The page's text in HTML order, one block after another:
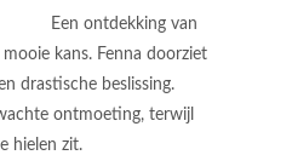
Een ontdekking van
kans. Fenna doorziet
drastische beslissing.
ontmoeting, terwijl
hielen zit.